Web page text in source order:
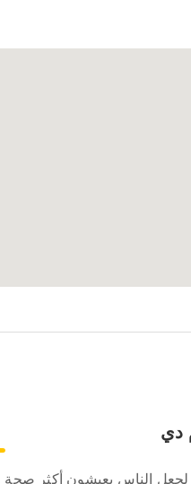
دي
الناس يعيشون أكثر صحة